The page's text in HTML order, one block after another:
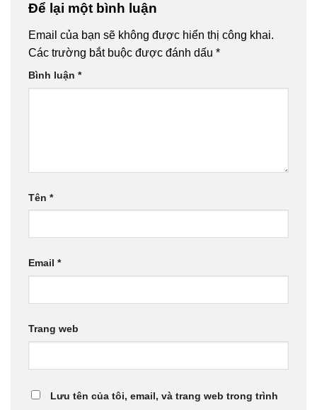
Để lại một bình luận
Email của bạn sẽ không được hiển thị công khai.
Các trường bắt buộc được đánh dấu *
Bình luận *
Tên *
Email *
Trang web
Lưu tên của tôi, email, và trang web trong trình